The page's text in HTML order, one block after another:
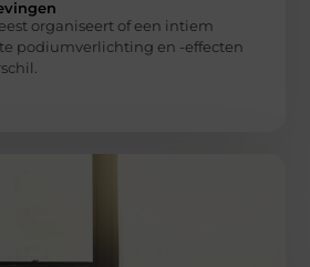
organiseert of een intiem
podiumverlichting en -effecten